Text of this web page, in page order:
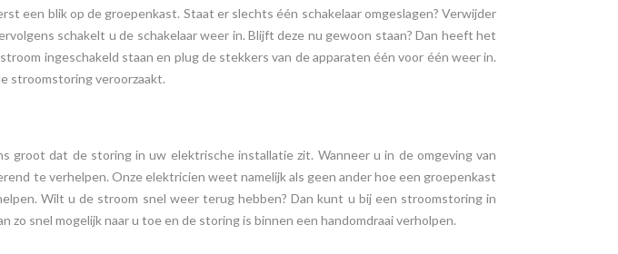
een blik op de groepenkast. Staat er slechts één schakelaar omgeslagen? Verwijder
schakelt u de schakelaar weer in. Blijft deze nu gewoon staan? Dan heeft het
ingeschakeld staan en plug de stekkers van de apparaten één voor één weer in.
stroomstoring veroorzaakt.
dat de storing in uw elektrische installatie zit. Wanneer u in de omgeving van
te verhelpen. Onze elektricien weet namelijk als geen ander hoe een groepenkast
Wilt u de stroom snel weer terug hebben? Dan kunt u bij een stroomstoring in
zo snel mogelijk naar u toe en de storing is binnen een handomdraai verholpen.